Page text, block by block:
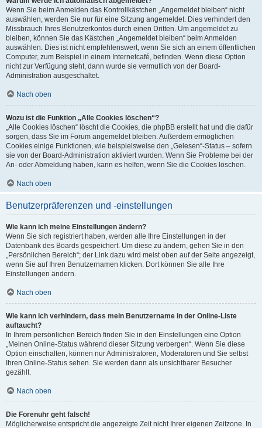
Wenn Sie beim Anmelden das Kontrollkästchen „Angemeldet bleiben“ nicht
auswählen, werden Sie nur für eine Sitzung angemeldet. Dies verhindert den
Missbrauch Ihres Benutzerkontos durch einen Dritten. Um angemeldet zu
bleiben, können Sie das Kästchen „Angemeldet bleiben“ beim Anmelden
auswählen. Dies ist nicht empfehlenswert, wenn Sie sich an einem öffentlichen
Computer, zum Beispiel in einem Internetcafé, befinden. Wenn diese Option
nicht zur Verfügung steht, dann wurde sie vermutlich von der Board-
Administration ausgeschaltet.
Nach oben
Wozu ist die Funktion „Alle Cookies löschen“?
„Alle Cookies löschen“ löscht die Cookies, die phpBB erstellt hat und die dafür
sorgen, dass Sie im Forum angemeldet bleiben. Außerdem ermöglichen
Cookies einige Funktionen, wie beispielsweise den „Gelesen“-Status – sofern
sie von der Board-Administration aktiviert wurden. Wenn Sie Probleme bei der
An- oder Abmeldung haben, kann es helfen, wenn Sie die Cookies löschen.
Nach oben
Benutzerpräferenzen und -einstellungen
Wie kann ich meine Einstellungen ändern?
Wenn Sie sich registriert haben, werden alle Ihre Einstellungen in der
Datenbank des Boards gespeichert. Um diese zu ändern, gehen Sie in den
„Persönlichen Bereich“; der Link dazu wird meist oben auf der Seite angezeigt,
wenn Sie auf Ihren Benutzernamen klicken. Dort können Sie alle Ihre
Einstellungen ändern.
Nach oben
Wie kann ich verhindern, dass mein Benutzername in der Online-Liste
auftaucht?
In Ihrem persönlichen Bereich finden Sie in den Einstellungen eine Option
„Meinen Online-Status während dieser Sitzung verbergen“. Wenn Sie diese
Option einschalten, können nur Administratoren, Moderatoren und Sie selbst
Ihren Online-Status sehen. Sie werden dann als unsichtbarer Besucher
gezählt.
Nach oben
Die Forenuhr geht falsch!
Möglicherweise entspricht die angezeigte Zeit nicht Ihrer eigenen Zeitzone. In